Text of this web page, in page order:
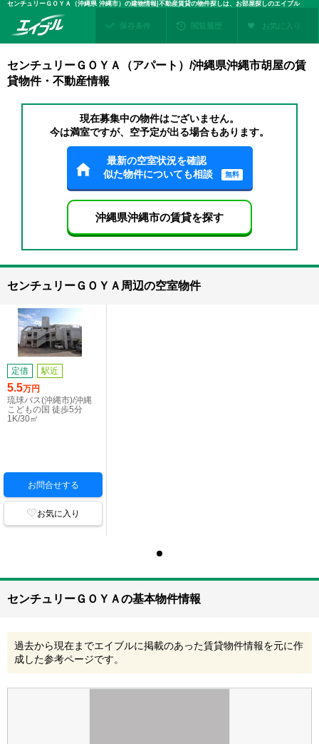
センチュリーＧＯＹＡ（沖縄県 沖縄市）の建物情報|不動産賃貸の物件探しは、お部屋探しのエイブル
保存条件 閲覧履歴 お気に入り
センチュリーＧＯＹＡ（アパート）/沖縄県沖縄市胡屋の賃
貸物件・不動産情報
現在募集中の物件はございません。
今は満室ですが、空予定が出る場合もあります。
最新の空室状況を確認
似た物件についても相談
無料
沖縄県沖縄市の賃貸を探す
センチュリーＧＯＹＡ周辺の空室物件
定借 駅近
5.5万円
琉球バス(沖縄市)/沖縄
こどもの国 徒歩5分
1K/30㎡
お問合せする
お気に入り
センチュリーＧＯＹＡの基本物件情報
過去から現在までエイブルに掲載のあった賃貸物件情報を元に作
成した参考ページです。